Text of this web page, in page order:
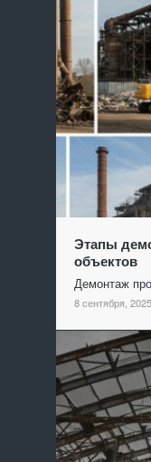
Этапы
объектов
Демонтаж
8 сентября, 2025